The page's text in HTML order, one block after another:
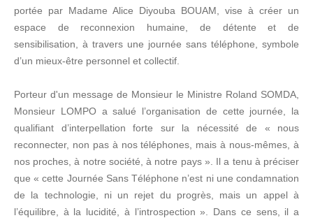
portée par Madame Alice Diyouba BOUAM, vise à créer un
espace de reconnexion humaine, de détente et de
sensibilisation, à travers une journée sans téléphone, symbole
d’un mieux-être personnel et collectif.
Porteur d'un message de Monsieur le Ministre Roland SOMDA,
Monsieur LOMPO a salué l’organisation de cette journée, la
qualifiant d’interpellation forte sur la nécessité de « nous
reconnecter, non pas à nos téléphones, mais à nous-mêmes, à
nos proches, à notre société, à notre pays ». Il a tenu à préciser
que « cette Journée Sans Téléphone n’est ni une condamnation
de la technologie, ni un rejet du progrès, mais un appel à
l’équilibre, à la lucidité, à l’introspection ». Dans ce sens, il a